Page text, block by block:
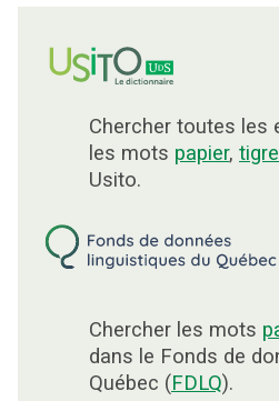
Chercher toutes les
les mots papier, tigre
Usito.
Chercher les mots
dans le Fonds de
Québec (FDLQ).